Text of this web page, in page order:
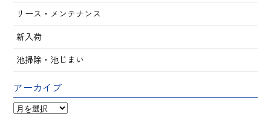
リース・メンテナンス
新入荷
池掃除・池じまい
アーカイブ
ア